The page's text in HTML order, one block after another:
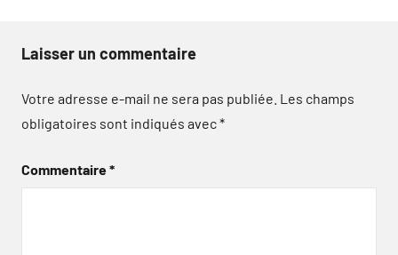
Laisser un commentaire
Votre adresse e-mail ne sera pas publiée. Les champs
obligatoires sont indiqués avec*
Commentaire*